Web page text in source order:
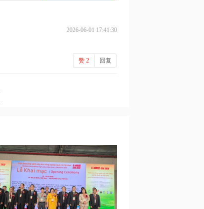
2026-06-01 17:41:30
赞 2 回复